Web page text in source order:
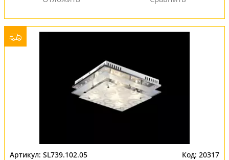
SL739.102.05 20317